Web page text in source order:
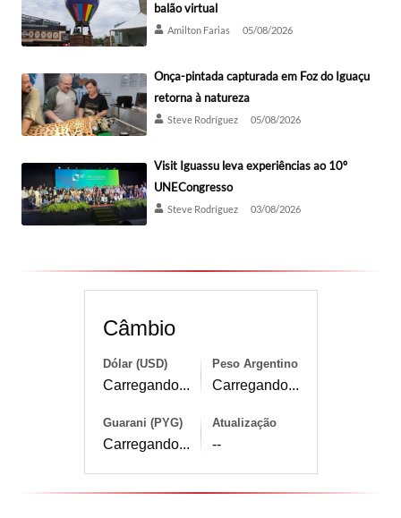
balão virtual
Amilton Farias 05/08/2026
Onça-pintada capturada em Foz do Iguaçu
retorna à natureza
Steve Rodríguez 05/08/2026
Visit Iguassu leva experiências ao 10º
UNECongresso
Steve Rodríguez 03/08/2026
Câmbio
Dólar (USD)
Carregando...
Peso Argentino
Carregando...
Guarani (PYG)
Carregando...
Atualização
--